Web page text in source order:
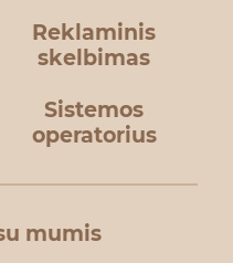
Reklaminis
skelbimas
Sistemos
operatorius
mumis